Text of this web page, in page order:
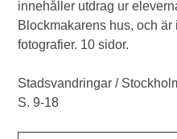
innehåller utdrag ur
Blockmakarens hus, och
fotografier. 10 sidor.
Stadsvandringar /
S. 9-18